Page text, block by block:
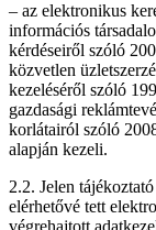
– az elektronikus
információs
kérdéseiről szóló
közvetlen
kezeléséről szóló
gazdasági
korlátairól szóló
alapján kezeli.
2.2. Jelen
elérhetővé tett